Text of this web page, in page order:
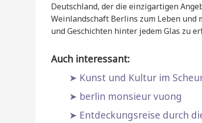
Deutschland, der die einzigartigen
Weinlandschaft Berlins zum Leben und
und Geschichten hinter jedem Glas zu
Auch interessant:
Kunst und Kultur im
berlin monsieur vuong
Entdeckungsreise durch